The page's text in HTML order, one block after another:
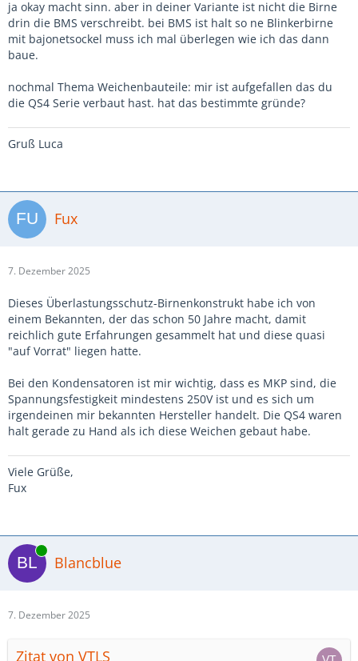
ja okay macht sinn. aber in deiner Variante ist nicht die Birne
drin die BMS verschreibt. bei BMS ist halt so ne Blinkerbirne
mit bajonetsockel muss ich mal überlegen wie ich das dann
baue.
nochmal Thema Weichenbauteile: mir ist aufgefallen das du
die QS4 Serie verbaut hast. hat das bestimmte gründe?
Gruß Luca
Fux
7. Dezember 2025
Dieses Überlastungsschutz-Birnenkonstrukt habe ich von
einem Bekannten, der das schon 50 Jahre macht, damit
reichlich gute Erfahrungen gesammelt hat und diese quasi
"auf Vorrat" liegen hatte.
Bei den Kondensatoren ist mir wichtig, dass es MKP sind, die
Spannungsfestigkeit mindestens 250V ist und es sich um
irgendeinen mir bekannten Hersteller handelt. Die QS4 waren
halt gerade zu Hand als ich diese Weichen gebaut habe.
Viele Grüße,
Fux
Online
Blancblue
7. Dezember 2025
Zitat von VTLS